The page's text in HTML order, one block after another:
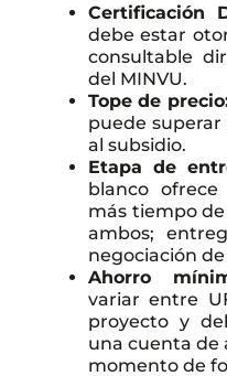
Certificación
debe estar
consultable
del MINVU.
Tope de
puede superar
al subsidio.
Etapa de
blanco
más tiempo
ambos;
negociación
Ahorro
variar entre
proyecto y
una cuenta de
momento de